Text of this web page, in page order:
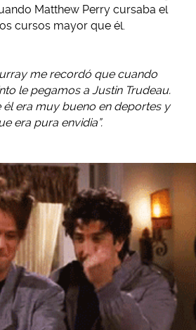
Matthew Perry cursaba el
cursos mayor que él.
me recordó que cuando
le pegamos a Justin Trudeau.
él era muy bueno en deportes y
era pura envidia”.